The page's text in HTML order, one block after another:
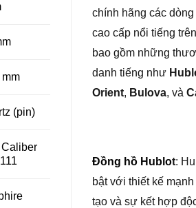
(pin)
Caliber
chính hãng các
cao cấp nổi tiếng
bao gồm những
danh tiếng như
Orient, Bulova, và
Đồng hồ Hublot:
bật với thiết kế
tạo và sự kết hợp